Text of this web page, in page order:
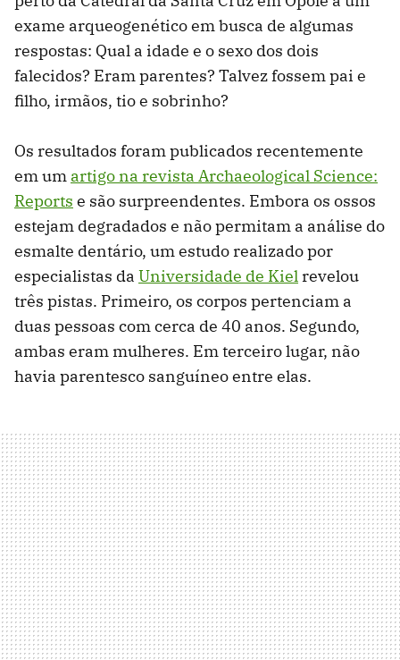
exame arqueogenético em busca de algumas
respostas: Qual a idade e o sexo dos dois
falecidos? Eram parentes? Talvez fossem pai e
filho, irmãos, tio e sobrinho?
Os resultados foram publicados recentemente
em um artigo na revista Archaeological Science:
Reports e são surpreendentes. Embora os ossos
estejam degradados e não permitam a análise do
esmalte dentário, um estudo realizado por
especialistas da Universidade de Kiel revelou
três pistas. Primeiro, os corpos pertenciam a
duas pessoas com cerca de 40 anos. Segundo,
ambas eram mulheres. Em terceiro lugar, não
havia parentesco sanguíneo entre elas.